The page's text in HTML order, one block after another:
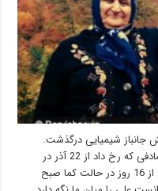
جانباز شیمیایی درگذشت.
درویش نیوز؛ علی درویش پس از سانحه تصادفی که رخ داد از 22 آذر در
بیمارستان 17 شهریور آمل بستری شد. پس از 16 روز در حالت کما صبح